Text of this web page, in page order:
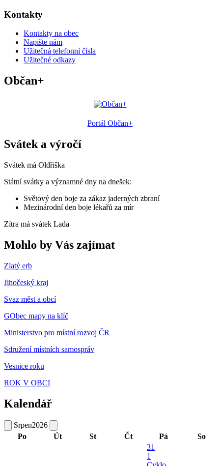
Kontakty
Kontakty na obec
Napište nám
Užitečná telefonní čísla
Užitečné odkazy
Občan+
Portál Občan+
Svátek a výročí
Svátek má Oldřiška
Státní svátky a významné dny na dnešek:
Světový den boje za zákaz jaderných zbraní
Mezinárodní den boje lékařů za mír
Zítra má svátek Lada
Mohlo by Vás zajímat
Zlatý erb
Jihočeský kraj
Svaz měst a obcí
GObec mapy na klíč
Ministerstvo pro místní rozvoj ČR
Sdružení místních samospráv
Vesnice roku
ROK V OBCI
Kalendář
Srpen2026
Po
Út St Čt Pá So
31
1